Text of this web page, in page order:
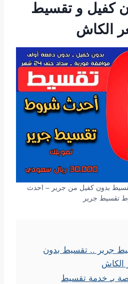
كفيل و تقسيط
الكاش
بدون كفيل من جرير – احدث
تقسيط جرير
جرير .. تقسيط بدون
الكاش
بـ خدمة تقسيط